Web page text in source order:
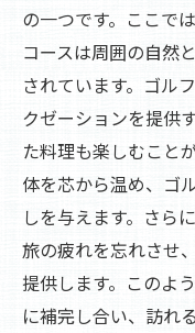
の一つです。ここで
コースは周囲の自然
されています。ゴル
クゼーションを提供
た料理も楽しむこと
体を芯から温め、ゴ
しを与えます。さら
旅の疲れを忘れさせ
提供します。このよ
に補完し合い、訪れ